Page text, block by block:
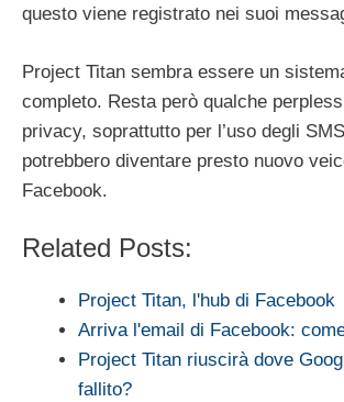
questo viene registrato nei suoi
Project Titan sembra essere un
completo. Resta però qualche
privacy, soprattutto per l’uso degli
potrebbero diventare presto nuovo
Facebook.
Related Posts:
Project Titan, l'hub di Facebook
Arriva l'email di Facebook:
Project Titan riuscirà dove
fallito?